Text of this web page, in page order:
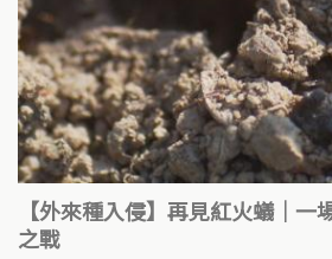
【外來種入侵】再見紅火蟻｜一
之戰